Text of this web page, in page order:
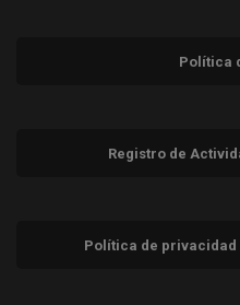
Política
Registro de
Política de